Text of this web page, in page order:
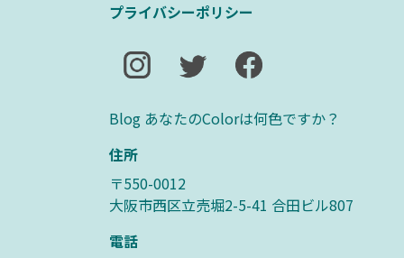
プライバシーポリシー
Blog あなたのColorは何色ですか？
住所
〒550-0012
大阪市西区立売堀2-5-41 合田ビル807
電話